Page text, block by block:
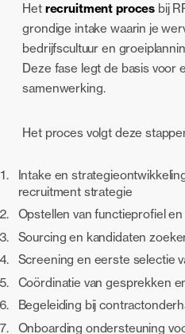
Het recruitment proces bij
grondige intake waarin je
bedrijfscultuur en
Deze fase legt de basis voor
samenwerking.
Het proces volgt deze
Intake en
recruitment strategie
Opstellen van functieprofiel
Sourcing en kandidaten
Screening en eerste selectie
Coördinatie van gesprekken
Begeleiding bij
Onboarding ondersteuning